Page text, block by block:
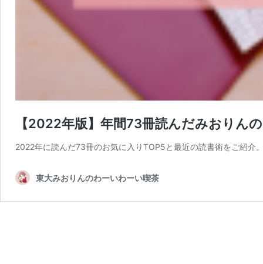
【2022年版】年間73冊読んだみおりん
2022年に読んだ73冊のお気に入りTOP5と最近の読書術をご紹介
東大みおりんのわーいわーい喫茶